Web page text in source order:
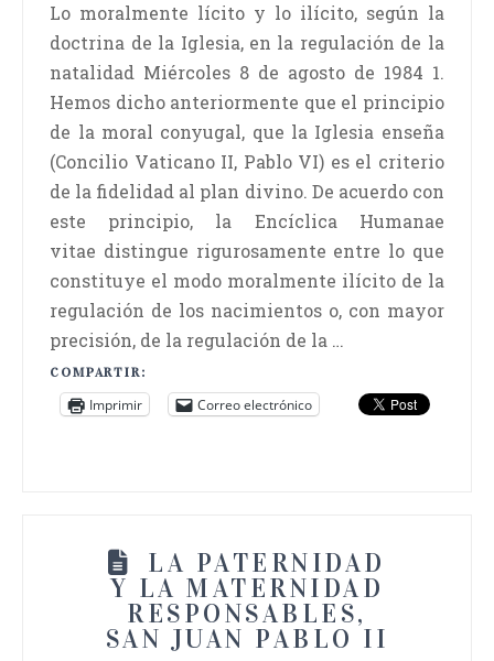
Lo moralmente lícito y lo ilícito, según la
doctrina de la Iglesia, en la regulación de la
natalidad Miércoles 8 de agosto de 1984 1.
Hemos dicho anteriormente que el principio
de la moral conyugal, que la Iglesia enseña
(Concilio Vaticano II, Pablo VI) es el criterio
de la fidelidad al plan divino. De acuerdo con
este principio, la Encíclica Humanae
vitae distingue rigurosamente entre lo que
constituye el modo moralmente ilícito de la
regulación de los nacimientos o, con mayor
precisión, de la regulación de la …
COMPARTIR:
Imprimir Correo electrónico
LA PATERNIDAD
Y LA MATERNIDAD
RESPONSABLES,
SAN JUAN PABLO II